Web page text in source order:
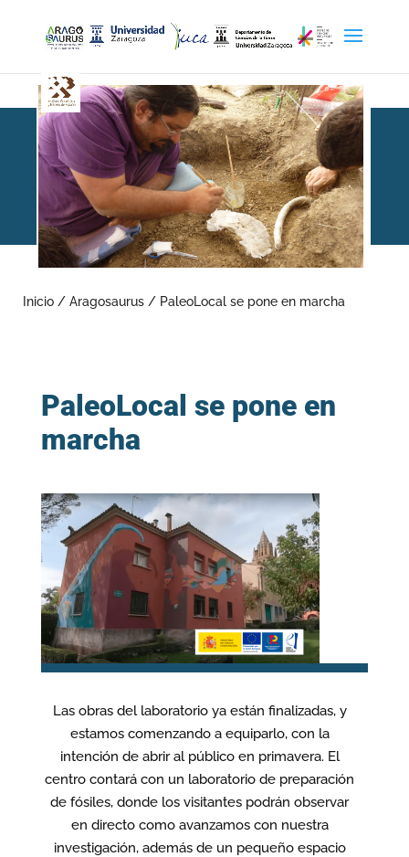
marcha
Inicio / Aragosaurus / PaleoLocal se pone en marcha
PaleoLocal se pone en
marcha
Las obras del laboratorio ya están finalizadas, y
estamos comenzando a equiparlo, con la
intención de abrir al público en primavera. El
centro contará con un laboratorio de preparación
de fósiles, donde los visitantes podrán observar
en directo como avanzamos con nuestra
investigación, además de un pequeño espacio